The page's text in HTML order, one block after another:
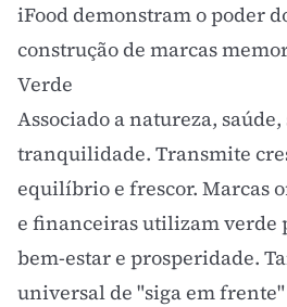
iFood demonstram o poder
construção de marcas
Verde
Associado a natureza,
tranquilidade. Transmite
equilíbrio e frescor. Marcas
e financeiras utilizam verde
bem-estar e prosperidade.
universal de "siga em frente"